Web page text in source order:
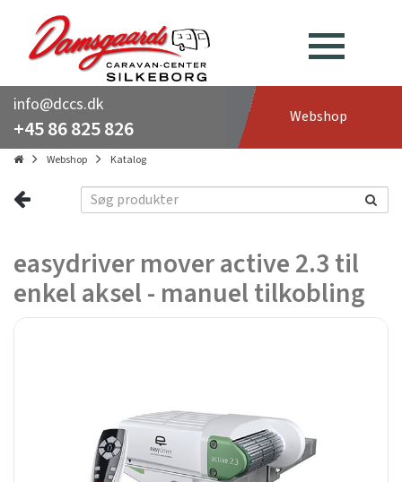
info@dccs.dk
+45 86 825 826 Webshop
Webshop Katalog
easydriver mover active 2.3 til
enkel aksel - manuel tilkobling